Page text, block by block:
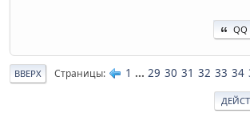
QQ
ВВЕРХ Страницы 1 ... 29 30 31 32 33 34